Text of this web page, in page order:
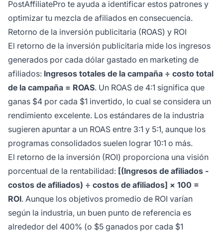
PostAffiliatePro te ayuda a identificar estos patrones y
optimizar tu mezcla de afiliados en consecuencia.
Retorno de la inversión publicitaria (ROAS) y ROI
El retorno de la inversión publicitaria mide los ingresos
generados por cada dólar gastado en marketing de
afiliados: Ingresos totales de la campaña ÷ costo total
de la campaña = ROAS. Un ROAS de 4:1 significa que
ganas $4 por cada $1 invertido, lo cual se considera un
rendimiento excelente. Los estándares de la industria
sugieren apuntar a un ROAS entre 3:1 y 5:1, aunque los
programas consolidados suelen lograr 10:1 o más.
El retorno de la inversión (ROI) proporciona una visión
porcentual de la rentabilidad: [(Ingresos de afiliados -
costos de afiliados) ÷ costos de afiliados] × 100 =
ROI. Aunque los objetivos promedio de ROI varían
según la industria, un buen punto de referencia es
alrededor del 400% (o $5 ganados por cada $1